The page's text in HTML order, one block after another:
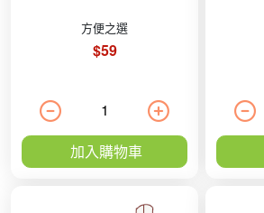
方便之選
$59
加入購物車